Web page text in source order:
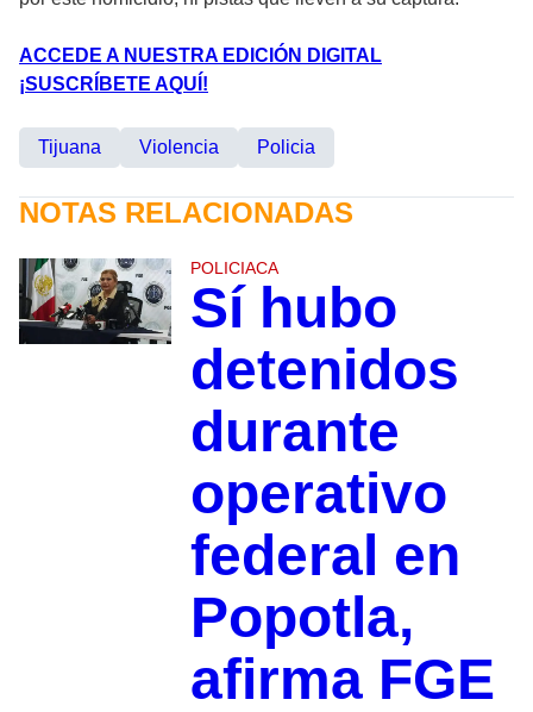
ACCEDE A NUESTRA EDICIÓN DIGITAL
¡SUSCRÍBETE AQUÍ!
Tijuana Violencia Policia
NOTAS RELACIONADAS
POLICIACA
Sí hubo
detenidos
durante
operativo
federal en
Popotla,
afirma FGE